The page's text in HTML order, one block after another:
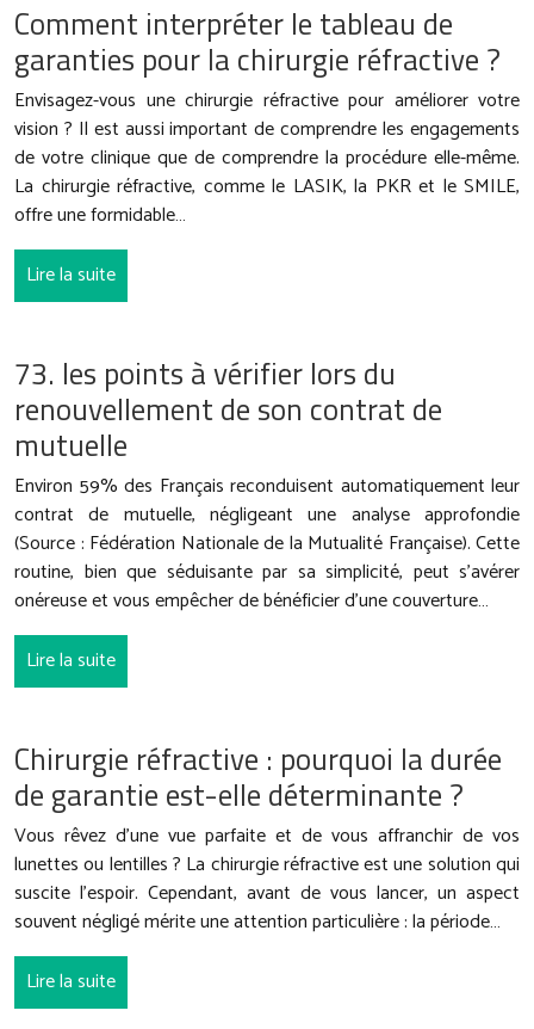
Comment interpréter le tableau de
garanties pour la chirurgie réfractive ?
Envisagez-vous une chirurgie réfractive pour améliorer votre
vision ? Il est aussi important de comprendre les engagements
de votre clinique que de comprendre la procédure elle-même.
La chirurgie réfractive, comme le LASIK, la PKR et le SMILE,
offre une formidable…
Lire la suite
73. les points à vérifier lors du
renouvellement de son contrat de
mutuelle
Environ 59% des Français reconduisent automatiquement leur
contrat de mutuelle, négligeant une analyse approfondie
(Source : Fédération Nationale de la Mutualité Française). Cette
routine, bien que séduisante par sa simplicité, peut s’avérer
onéreuse et vous empêcher de bénéficier d’une couverture…
Lire la suite
Chirurgie réfractive : pourquoi la durée
de garantie est-elle déterminante ?
Vous rêvez d’une vue parfaite et de vous affranchir de vos
lunettes ou lentilles ? La chirurgie réfractive est une solution qui
suscite l’espoir. Cependant, avant de vous lancer, un aspect
souvent négligé mérite une attention particulière : la période…
Lire la suite